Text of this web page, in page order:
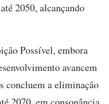
2050, alcançando
Possível, embora
avancem
concluem a eliminação